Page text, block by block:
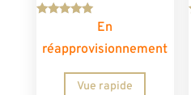
sur 5
En
réapprovisionnement
Vue rapide